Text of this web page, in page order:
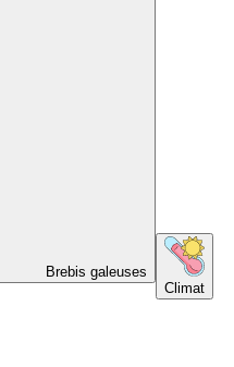
Brebis galeuses
Climat